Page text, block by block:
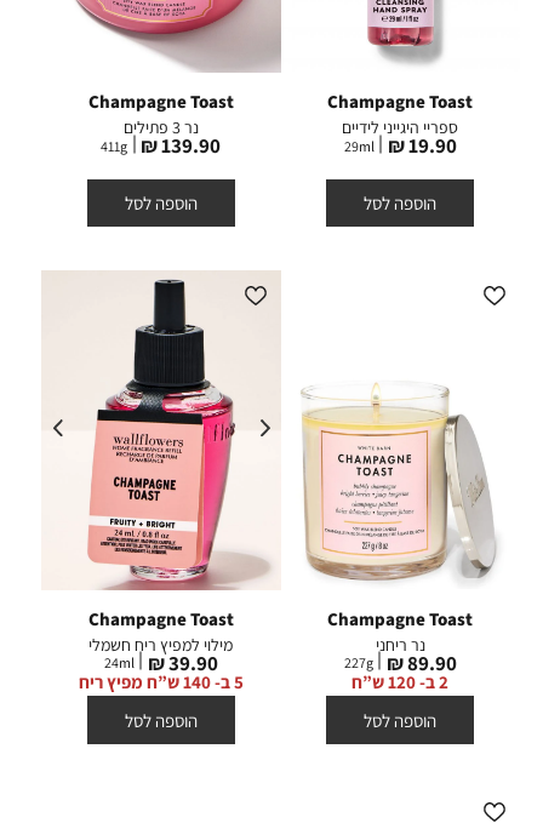
Champagne Toast
ספריי היגייני לידיים
מחיר
19.90 ₪
29ml
הוספה לסל
Champagne Toast
נר 3 פתילים
מחיר
139.90 ₪
411g
הוספה לסל
Champagne Toast
נר ריחני
מחיר
מוצר
89.90 ₪
227g
2 ב- 120 ש”ח
הוספה לסל
Champagne Toast
מילוי למפיץ ריח חשמלי
מחיר
מוצר
39.90 ₪
24ml
5 ב- 140 ש”ח מפיץ ריח
הוספה לסל